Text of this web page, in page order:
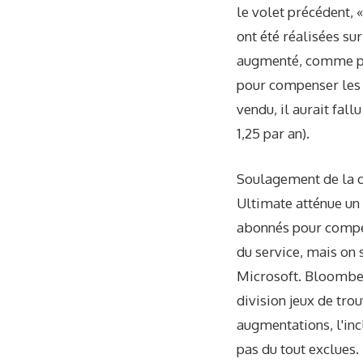
le volet précédent,
ont été réalisées
augmenté, comme
pour compenser
vendu, il aurait fallu
1,25 par an).
Soulagement de la
Ultimate atténue
abonnés pour
du service, mais on
Microsoft.
division jeux de
augmentations,
pas du tout exclues.